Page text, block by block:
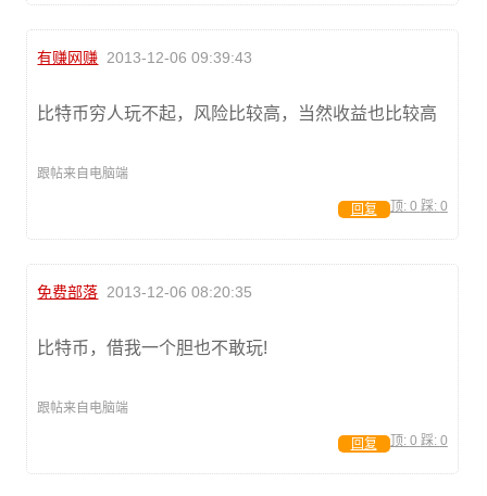
有赚网赚 2013-12-06 09:39:43
比特币穷人玩不起，风险比较高，当然收益也比较高
跟帖来自电脑端
顶: 0 踩: 0
回复
免费部落 2013-12-06 08:20:35
比特币，借我一个胆也不敢玩!
跟帖来自电脑端
顶: 0 踩: 0
回复